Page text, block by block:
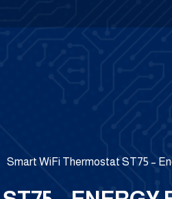
Smart WiFi Thermostat ST75 –